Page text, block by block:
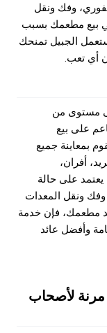
وفك ونقل
بيع مطعمك بسبب
الجبيل تمنحك
أي تعب.
مستوى من
على بيع
بمعاينة جميع
أفران،
على حالة
وفك ونقل المعدات
مطعمك، فإن خدمة
وأفضل عائد
لأصحاب